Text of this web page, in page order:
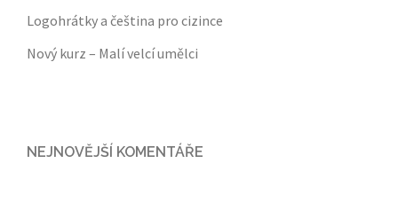
Logohrátky a čeština pro cizince
Nový kurz – Malí velcí umělci
NEJNOVĚJŠÍ KOMENTÁŘE